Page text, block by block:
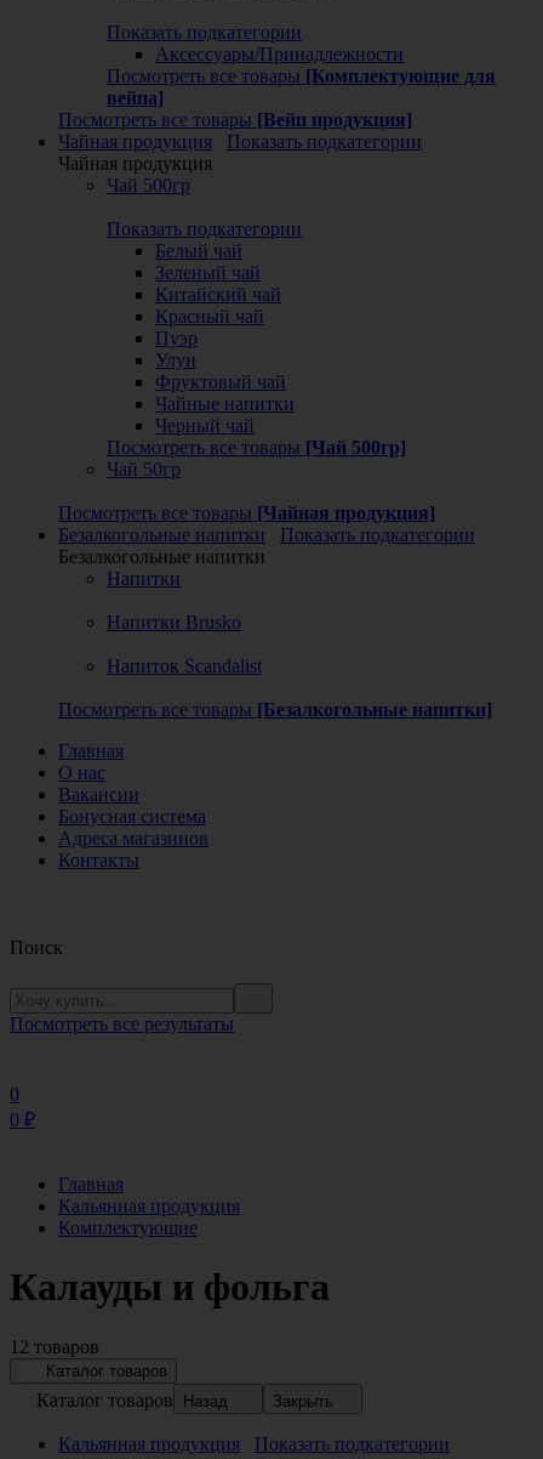
Показать подкатегории
Аксессуары/Принадлежности
Посмотреть все товары [Комплектующие для
вейпа]
Посмотреть все товары [Вейп продукция]
Чайная продукция
Показать подкатегории
Чайная продукция
Чай 500гр
Показать подкатегории
Белый чай
Зеленый чай
Китайский чай
Красный чай
Пуэр
Улун
Фруктовый чай
Чайные напитки
Черный чай
Посмотреть все товары [Чай 500гр]
Чай 50гр
Посмотреть все товары [Чайная продукция]
Безалкогольные напитки
Показать подкатегории
Безалкогольные напитки
Напитки
Напитки Brusko
Напиток Scandalist
Посмотреть все товары [Безалкогольные напитки]
Главная
О нас
Вакансии
Бонусная система
Адреса магазинов
Контакты
Поиск
Посмотреть все результаты
0
0 ₽
Главная
Кальянная продукция
Комплектующие
Калауды и фольга
12 товаров
Каталог товаров
Каталог товаров Назад Закрыть
Кальянная продукция
Показать подкатегории